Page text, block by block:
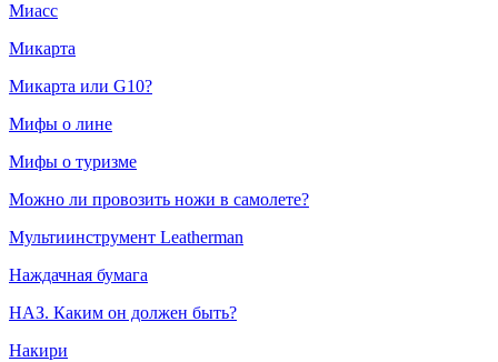
Миасс
Микарта
Микарта или G10?
Мифы о лине
Мифы о туризме
Можно ли провозить ножи в самолете?
Мультиинструмент Leatherman
Наждачная бумага
НАЗ. Каким он должен быть?
Накири